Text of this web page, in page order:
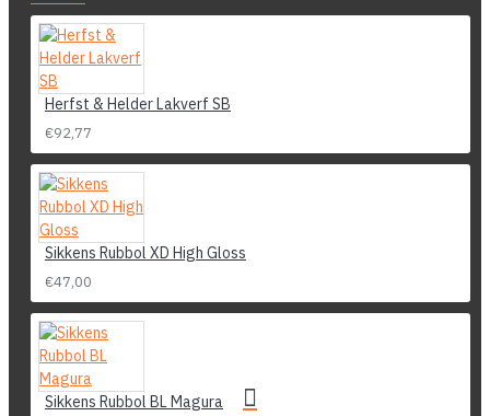
Herfst & Helder Lakverf SB
€92,77
Sikkens Rubbol XD High Gloss
€47,00
Sikkens Rubbol BL Magura